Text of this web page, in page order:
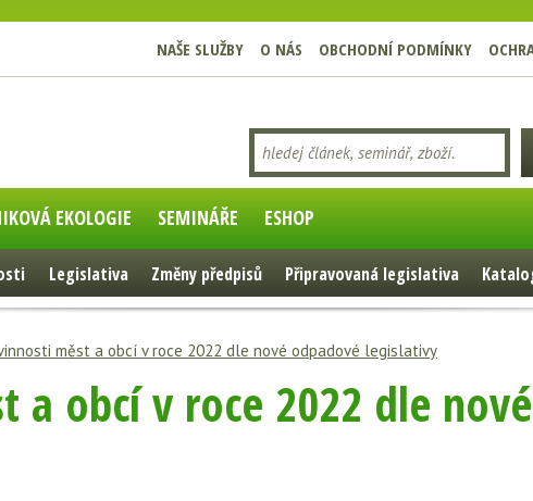
NAŠE SLUŽBY O NÁS OBCHODNÍ PODMÍNKY
EKOLOGIE SEMINÁŘE ESHOP
Legislativa Změny předpisů Připravovaná legislativa
měst a obcí v roce 2022 dle nové odpadové legislativy
a obcí v roce 2022 dle